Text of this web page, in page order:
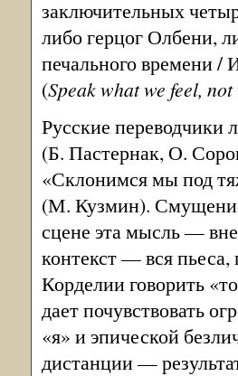
заключительных
либо герцог Олбени,
печального времени /
(Speak what we feel,
Русские переводчики
(Б. Пастернак, О.
«Склонимся мы под
(М. Кузмин).
сцене эта мысль —
контекст — вся пьеса,
Корделии говорить
дает почувствовать
«я» и эпической
дистанции —